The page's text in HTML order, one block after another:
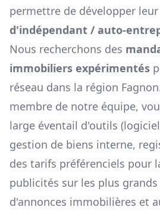
permettre de développer leur
d'indépendant / auto-
Nous recherchons des
immobiliers expérimentés
réseau dans la région Fagnon
membre de notre équipe,
large éventail d'outils
gestion de biens interne,
des tarifs préférenciels pour
publicités sur les plus
d'annonces immobilières et